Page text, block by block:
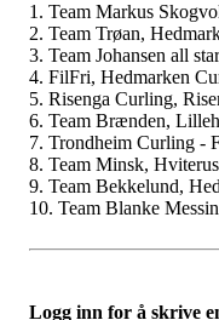
1. Team Markus
2. Team Trøan,
3. Team Johansen all
4. FilFri, Hedmarken
5. Risenga Curling,
6. Team Brænden,
7. Trondheim Curling -
8. Team Minsk,
9. Team Bekkelund,
10. Team Blanke
Logg inn for å skrive